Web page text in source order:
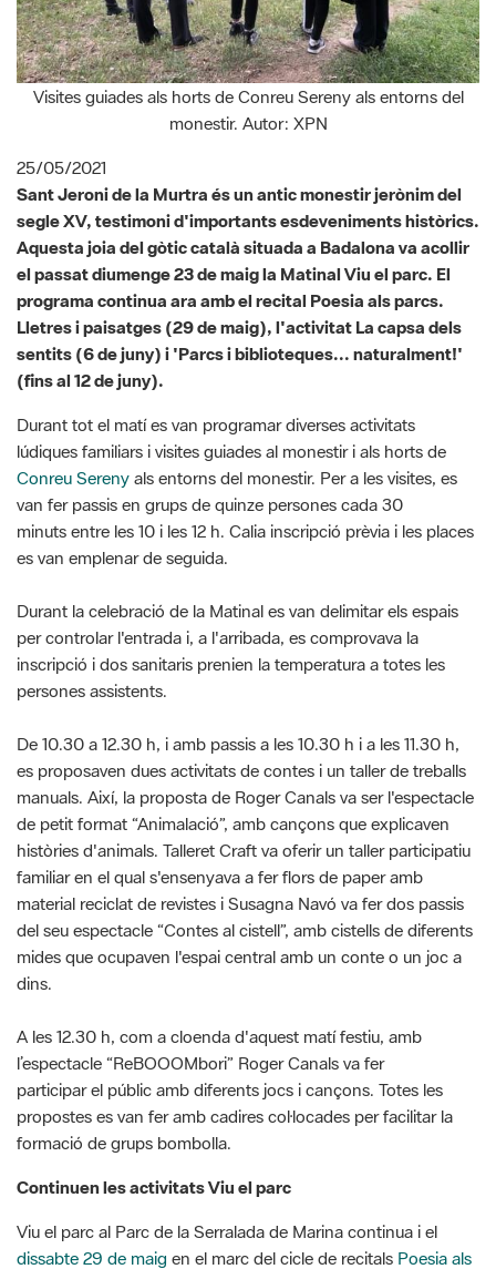
Visites guiades als horts de Conreu Sereny als entorns del
monestir. Autor: XPN
25/05/2021
Sant Jeroni de la Murtra és un antic monestir jerònim del
Aquesta joia del gòtic català situada a Badalona va acollir
el passat diumenge 23 de maig la Matinal Viu el parc. El
programa continua ara amb el recital Poesia als parcs.
Lletres i paisatges (29 de maig), l'activitat La capsa dels
sentits (6 de juny) i 'Parcs i biblioteques... naturalment!'
(fins al 12 de juny).
Durant tot el matí es van programar diverses activitats
lúdiques familiars i visites guiades al monestir i als horts de
Conreu Sereny
als entorns del monestir. Per a les visites, es
van fer passis en grups de quinze persones cada 30
minuts entre les 10 i les 12 h. Calia inscripció prèvia i les places
es van emplenar de seguida.
Durant la celebració de la Matinal es van delimitar els espais
per controlar l'entrada i, a l'arribada, es comprovava la
persones assistents.
De 10.30 a 12.30 h, i amb passis a les 10.30 h i a les 11.30 h,
es proposaven dues activitats de contes i un taller de treballs
de petit format “Animalació”, amb cançons que explicaven
històries d'animals. Talleret Craft va oferir un taller participatiu
familiar en el qual s'ensenyava a fer flors de paper amb
material reciclat de revistes i Susagna Navó va fer dos passis
del seu espectacle “Contes al cistell”, amb cistells de diferents
mides que ocupaven l'espai central amb un conte o un joc a
dins.
A les 12.30 h, com a cloenda d'aquest matí festiu, amb
l’espectacle “ReBOOOMbori” Roger Canals va fer
propostes es van fer amb cadires col·locades per facilitar la
formació de grups bombolla.
Continuen les activitats Viu el parc
Viu el parc al Parc de la Serralada de Marina continua i el
dissabte 29 de maig en el marc del cicle de recitals
, Anna Gas, Laia Maldonado i Laura
Torres, amb acompanyament musical de Pol Padrós, recitaran
a l’ermita de Sant Pere de Reixac (Montcada i Reixac). Cal